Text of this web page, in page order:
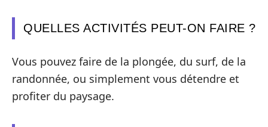
QUELLES ACTIVITÉS PEUT-ON FAIRE ?
Vous pouvez faire de la plongée, du surf, de la
randonnée, ou simplement vous détendre et
profiter du paysage.